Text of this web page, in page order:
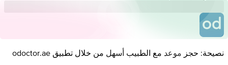
نصيحة: حجز موعد مع الطبيب أسهل من خلال تطبيق odoctor.ae